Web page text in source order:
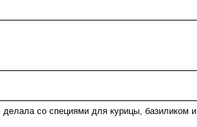
со специями для курицы, базиликом и